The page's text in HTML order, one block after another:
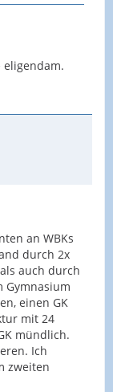
eligendam.
an WBKs
durch 2x
auch durch
Gymnasium
einen GK
mit 24
mündlich.
Ich
zweiten